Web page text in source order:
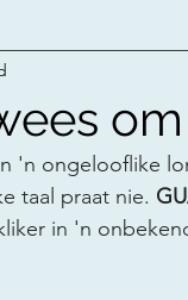
'n ongelooflike
taal praat nie.
in 'n